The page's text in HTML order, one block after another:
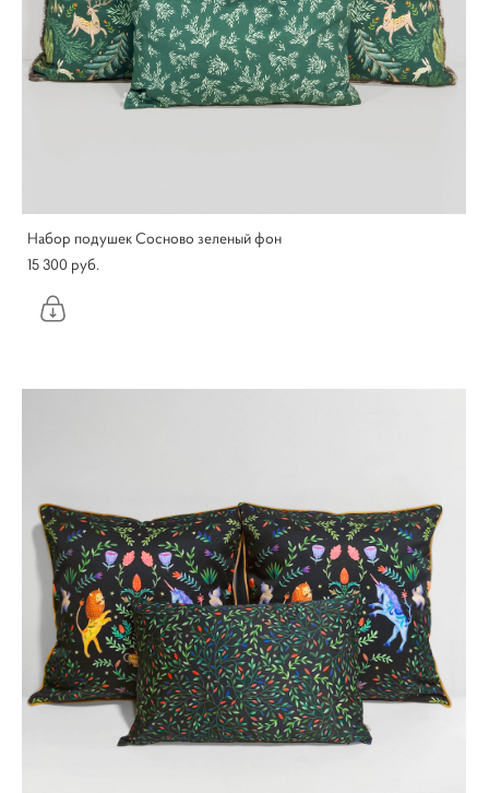
Набор подушек Сосново зеленый фон
15 300 pуб.